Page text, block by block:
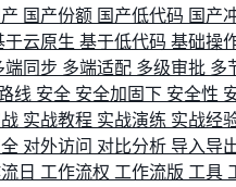
国产份额 国产低代码 国产
于云原生 基于低代码 基础操
端同步 多端适配 多级审批 多
线 安全 安全加固下 安全性
实战教程 实战演练 实战经
对外访问 对比分析 导入导
日 工作流权 工作流版 工具